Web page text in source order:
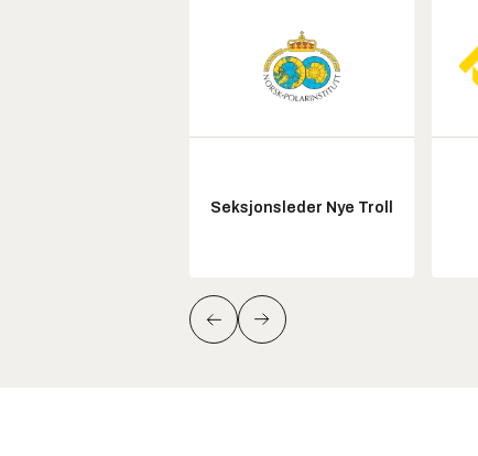
Seksjonsleder Nye Troll